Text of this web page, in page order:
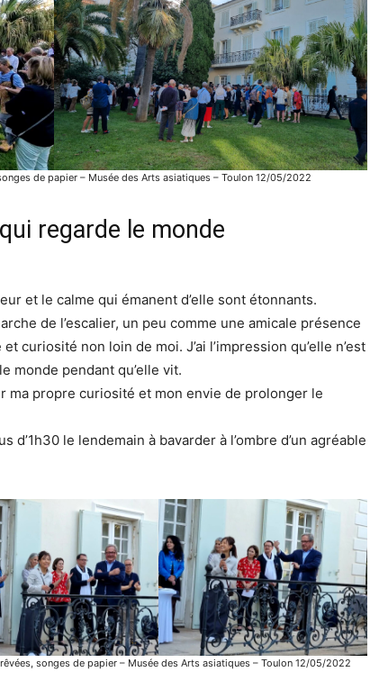
de papier – Musée des Arts asiatiques – Toulon 12/05/2022
regarde le monde
et le calme qui émanent d’elle sont étonnants.
de l’escalier, un peu comme une amicale présence
curiosité non loin de moi. J’ai l’impression qu’elle n’est
monde pendant qu’elle vit.
ma propre curiosité et mon envie de prolonger le
le lendemain à bavarder à l’ombre d’un agréable
songes de papier – Musée des Arts asiatiques – Toulon 12/05/2022